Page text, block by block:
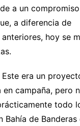
a un
a diferencia de
hoy se
Este era un
campaña, pero
todo
de Banderas